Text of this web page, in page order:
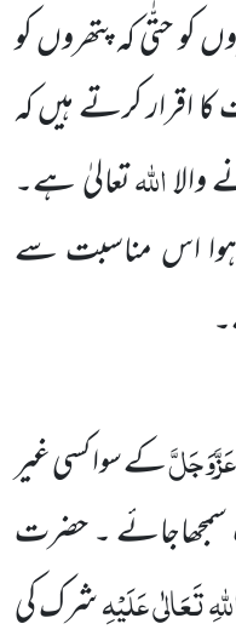
کو حتّٰی کہ پتھروں کو
کا اقرار کرتے ہیں کہ
والااللہتعالیٰ ہے۔
اس مناسبت سے
عَزَّوَجَلَّکے سوا کسی غیر
سمجھاجائے ۔ حضرت
تَعَالٰی عَلَیْہِشرک کی